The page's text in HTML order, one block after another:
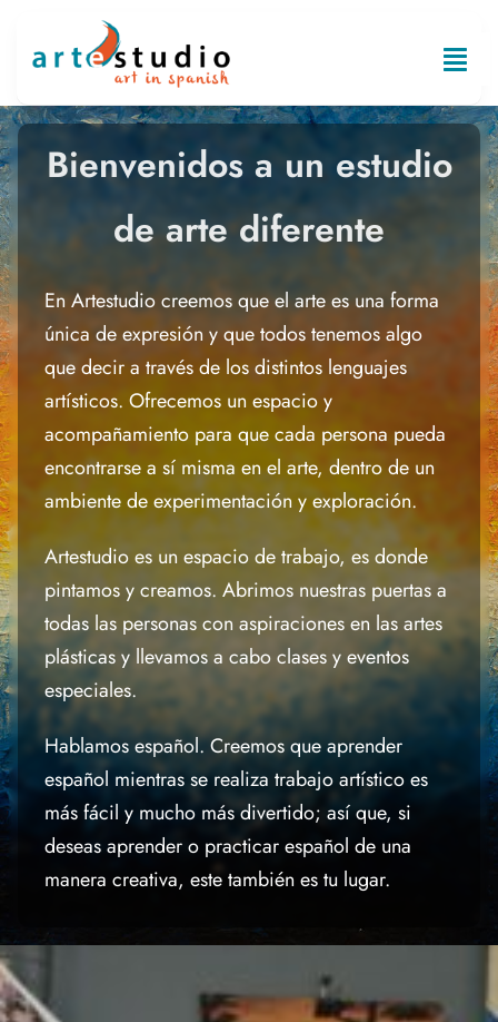
content
Bienvenidos
Vino al Arte
Equipo
Valoraciones
Contacto
English
Bienvenidos a un estudio
de arte diferente
En Artestudio creemos que el arte es una forma
única de expresión y que todos tenemos algo
que decir a través de los distintos lenguajes
artísticos. Ofrecemos un espacio y
acompañamiento para que cada persona pueda
encontrarse a sí misma en el arte, dentro de un
ambiente de experimentación y exploración.
Artestudio es un espacio de trabajo, es donde
pintamos y creamos. Abrimos nuestras puertas a
todas las personas con aspiraciones en las artes
plásticas y llevamos a cabo clases y eventos
especiales.
Hablamos español. Creemos que aprender
español mientras se realiza trabajo artístico es
más fácil y mucho más divertido; así que, si
deseas aprender o practicar español de una
manera creativa, este también es tu lugar.